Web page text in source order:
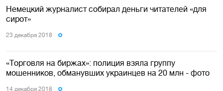
Немецкий журналист собирал деньги читателей «для
сирот»
23 декабря 2018
«Торговля на биржах»: полиция взяла группу
мошенников, обманувших украинцев на 20 млн - фото
14 декабря 2018